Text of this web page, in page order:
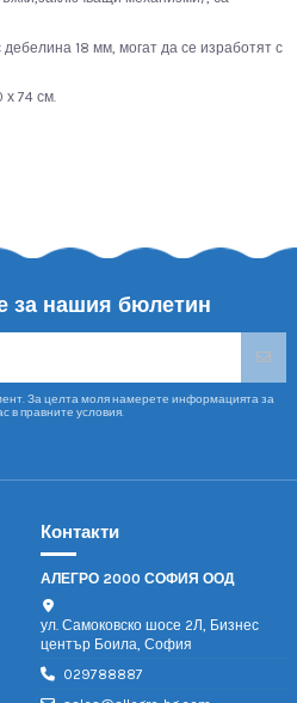
18 мм, могат да се изработят с
74 см.
за нашия бюлетин
За целта моля намерете информацията за
в правните условия.
Контакти
АЛЕГРО 2000 СОФИЯ ООД
ул. Самоковско шосе 2Л, Бизнес
център Боила, София
029788887